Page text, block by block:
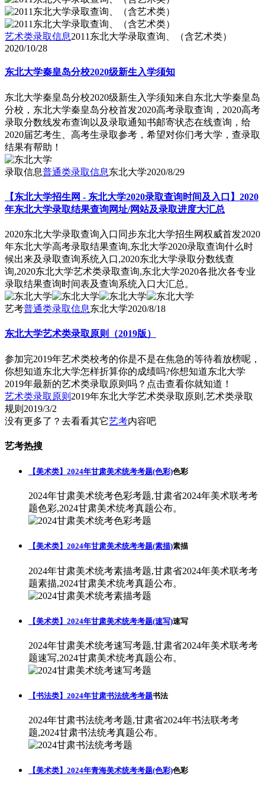
艺术类录取信息2011东北大学录取查询、（含艺术类）
2020/10/28
东北大学秦皇岛分校2020级新生入学须知
东北大学秦皇岛分校2020级新生入学须知来自东北大学秦皇岛
分校，东北大学秦皇岛分校首发2020高考录取查询，2020高考
录取分数线发布查询以及录取通知书邮寄状态在线查询，给
2020届艺考生、高考生录取参考，希望对你们考大学，查录取
结果有帮助！
录取信息普通类录取信息东北大学2020/8/29
【东北大学招生网 - 东北大学2020录取查询时间及入口】2020
年东北大学录取结果查询网址/网站及录取进度大汇总
2020东北大学录取查询入口同步东北大学招生网权威首发2020
年东北大学高考录取结果查询,东北大学2020录取查询什么时
候出来及录取查询系统入口,2020东北大学录取分数线查
询,2020东北大学艺术类录取查询,东北大学2020各批次各专业
录取结果查询时间表及查询系统入口大汇总。
艺考普通类录取信息东北大学2020/8/18
东北大学艺术类录取原则（2019版）
参加完2019年艺术类校考的你是不是在焦急的等待着放榜呢，
你想知道东北大学怎样折算你的成绩吗?你想知道东北大学
2019年最新的艺术类录取原则吗？点击查看你就知道！
艺术类录取原则 2019年东北大学艺术类录取原则,艺术类录取
规则 2019/3/2
没有更多了？去看看其它艺考内容吧
艺考热搜
【美术类】2024年甘肃美术统考考题(色彩)色彩
2024年甘肃美术统考色彩考题,甘肃省2024年美术联考考
题色彩,2024甘肃美术统考真题公布。
【美术类】2024年甘肃美术统考考题(素描)素描
2024年甘肃美术统考素描考题,甘肃省2024年美术联考考
题素描,2024甘肃美术统考真题公布。
【美术类】2024年甘肃美术统考考题(速写)速写
2024年甘肃美术统考速写考题,甘肃省2024年美术联考考
题速写,2024甘肃美术统考真题公布。
【书法类】2024年甘肃书法统考考题书法
2024年甘肃书法统考考题,甘肃省2024年书法联考考
题,2024甘肃书法统考真题公布。
【美术类】2024年青海美术统考考题(色彩)色彩